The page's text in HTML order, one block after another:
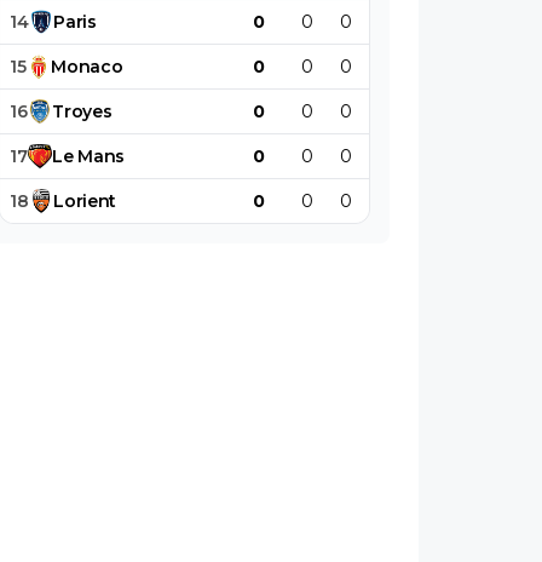
14 Paris 0 0 0
15 Monaco 0 0 0
16 Troyes 0 0 0
17 Le Mans 0 0 0
18 Lorient 0 0 0